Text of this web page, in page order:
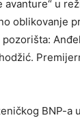
avanture“ u
oblikovanje
BNP-